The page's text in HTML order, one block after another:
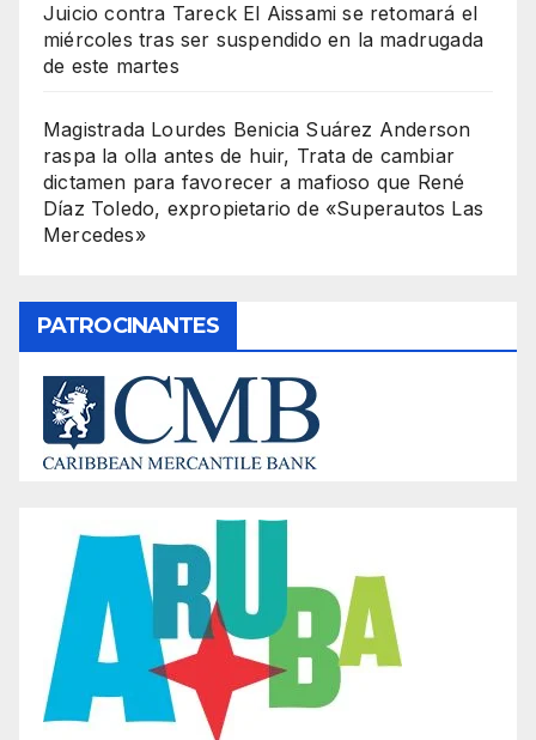
Juicio contra Tareck El Aissami se retomará el
miércoles tras ser suspendido en la madrugada
de este martes
Magistrada Lourdes Benicia Suárez Anderson
raspa la olla antes de huir, Trata de cambiar
dictamen para favorecer a mafioso que René
Díaz Toledo, expropietario de «Superautos Las
Mercedes»
PATROCINANTES